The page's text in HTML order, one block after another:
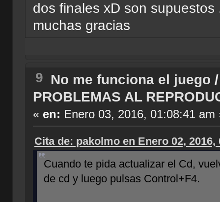
dos finales xD son
muchas gracias
9 No me funciona el juego
PROBLEMAS AL
« en: Enero 03, 2016, 01:08:41 am
Cita de: pakolmo en Enero 02, 2016,
Cuando te pida actualizar el Cd,
de cd y luego pulsas Control+F4.